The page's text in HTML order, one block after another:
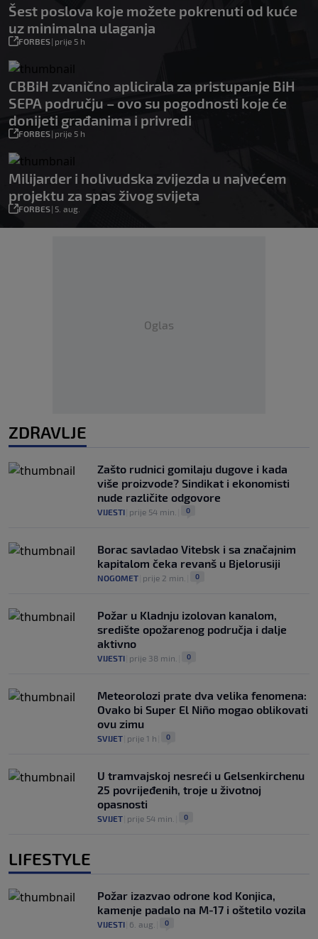
Šest poslova koje možete pokrenuti od kuće
uz minimalna ulaganja
FORBES| prije 5 h
CBBiH zvanično aplicirala za pristupanje BiH
SEPA području – ovo su pogodnosti koje će
donijeti građanima i privredi
FORBES| prije 5 h
Milijarder i holivudska zvijezda u najvećem
projektu za spas živog svijeta
FORBES| 5. aug.
Oglas
ZDRAVLJE
Zašto rudnici gomilaju dugove i kada
više proizvode? Sindikat i ekonomisti
nude različite odgovore
VIJESTI prije 54 min. 0
Borac savladao Vitebsk i sa značajnim
kapitalom čeka revanš u Bjelorusiji
NOGOMET prije 2 min. 0
Požar u Kladnju izolovan kanalom,
središte opožarenog područja i dalje
aktivno
VIJESTI prije 38 min. 0
Meteorolozi prate dva velika fenomena:
Ovako bi Super El Niño mogao oblikovati
ovu zimu
SVIJET prije 1 h 0
U tramvajskoj nesreći u Gelsenkirchenu
25 povrijeđenih, troje u životnoj
opasnosti
SVIJET prije 54 min. 0
LIFESTYLE
Požar izazvao odrone kod Konjica,
kamenje padalo na M-17 i oštetilo vozila
VIJESTI 6. aug. 0